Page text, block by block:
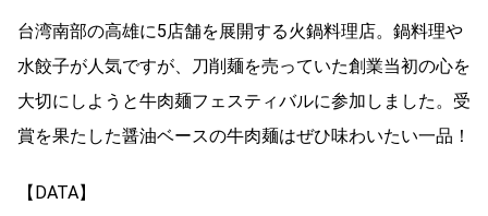
台湾南部の高雄に5店舗を展開する火鍋料理店。鍋料理や
水餃子が人気ですが、刀削麺を売っていた創業当初の心を
大切にしようと牛肉麺フェスティバルに参加しました。受
賞を果たした醤油ベースの牛肉麺はぜひ味わいたい一品！
【DATA】